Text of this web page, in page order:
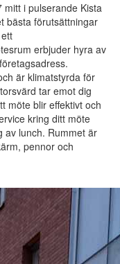
mitt i pulserande Kista
bästa förutsättningar
erbjuder hyra av
är klimatstyrda för
tar emot dig
möte blir effektivt och
kring ditt möte
av lunch. Rummet är
pennor och